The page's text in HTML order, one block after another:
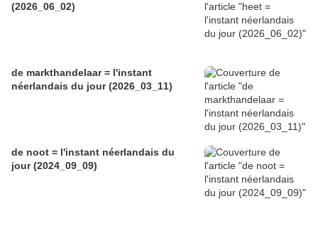
(2026_06_02)
de markthandelaar = l'instant
néerlandais du jour (2026_03_11)
de noot = l'instant néerlandais du
jour (2024_09_09)